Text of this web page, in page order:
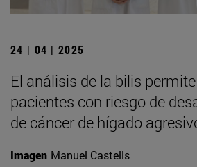
24 | 04 | 2025
El análisis de la bilis
pacientes con riesgo de
de cáncer de hígado
Imagen Manuel Castells